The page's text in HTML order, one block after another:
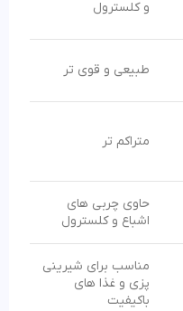
و کلسترول
طبیعی و قوی تر
متراکم تر
حاوی چربی های
اشباع و کلسترول
مناسب برای شیرینی
پزی و غذا های
باکیفیت